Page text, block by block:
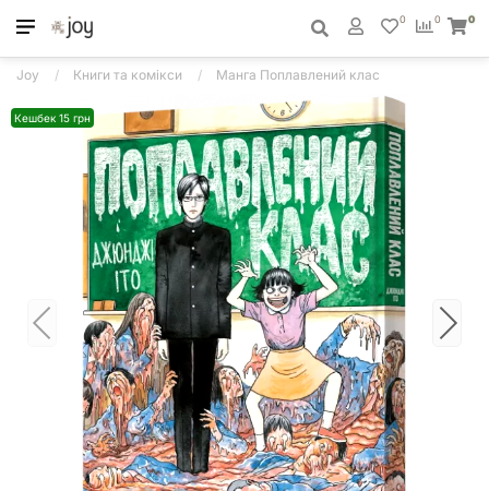
0
0 0
Joy Книги та комікси Манга Поплавлений клас
Кешбек 15 грн